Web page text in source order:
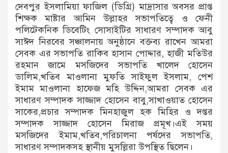
দেবপুর ইসলামিয়া ফাজিল (ডিগ্রি) মাদ্রাসার অবসর প্রাপ্ত
শিক্ষক মাষ্টার আমিন উল্লাহর সভাপতিত্বে ও ফেনী
পলিটেকনিক ডিবেটিং সোসাইটির সাধারণ সম্পাদক আবু
সাঈদ নিরবের সঞ্চালনায় অনুষ্ঠানে বক্তব্য রাখেন আমরা
সেবক এর সভাপতি রাকিব হাসান পোদ্দার, হাজী মতিউর
রহমান জামে মসজিদের সভাপতি খালেদ হোসেন
ডালিম,খতিব মাওলানা মুফতি সাইফুল ইসলাম, পেশ
ইমাম মাওলানা হাফেজ মহি উদ্দিন,আমরা সেবক এর
সাধারণ সম্পাদক সাজ্জাদ হোসেন বাবু,সাখাওয়াত হোসেন
সাকের,প্রচার সম্পাদক মিনহাজুল হক মিহির ও দপ্তর
সম্পাদক সাজ্জাদ হোসেন মিরাজ প্রমূখ।এই সময়
মসজিদের ইমাম,খতিব,পরিচালনা পর্ষদের সভাপতি,
সাধারণ সম্পাদকসহ স্থানীয় মুসল্লিরা উপস্থিত ছিলেন।